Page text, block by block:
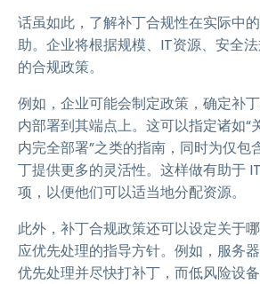
话虽如此，了解补丁合规性在实际中
助。企业将根据规模、IT资源、安全
的合规政策。
例如，企业可能会制定政策，确定补
内部署到其端点上。这可以指定诸如“
内完全部署”之类的指南，同时为仅包
丁提供更多的灵活性。这样做有助于
项，以便他们可以适当地分配资源。
此外，补丁合规政策还可以设定关于
应优先处理的指导方针。例如，服务
优先处理并尽快打补丁，而低风险设